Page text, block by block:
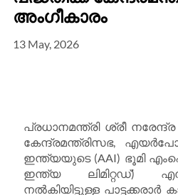
അംഗീകാരം
13 May, 2026
പ്രധാനമന്ത്രി ശ്രീ
കേന്ദ്രമന്ത്രിസഭ,
ഇന്ത്യയുടെ (AAI) ഭൂമി
ഇന്ത്യ ലിമിറ്റഡ്)
നൽകിയിട്ടുള്ള പാട്ടക്കരാർ